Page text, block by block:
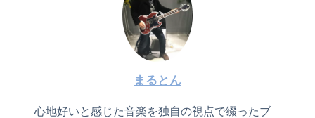
まるとん
心地好いと感じた音楽を独自の視点で綴ったブ